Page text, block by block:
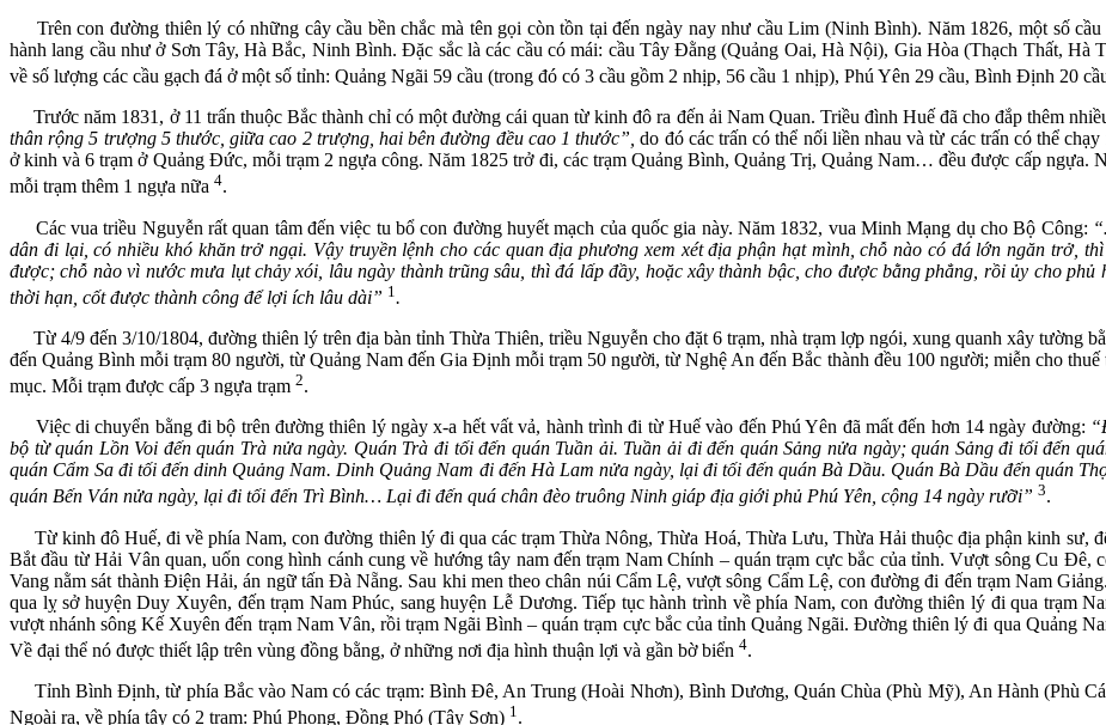
Trên con đường thiên lý có những cây cầu bền chắc mà tên gọi còn tồn tại đến ngày nay như cầu Lim (Ninh Bình). Năm 1826, một số
hành lang cầu như ở Sơn Tây, Hà Bắc, Ninh Bình. Đặc sắc là các cầu có mái: cầu Tây Đằng (Quảng Oai, Hà Nội), Gia Hòa (Thạch Thất,
về số lượng các cầu gạch đá ở một số tỉnh: Quảng Ngãi 59 cầu (trong đó có 3 cầu gồm 2 nhịp, 56 cầu 1 nhịp), Phú Yên 29 cầu, Bình Định 20
Trước năm 1831, ở 11 trấn thuộc Bắc thành chỉ có một đường cái quan từ kinh đô ra đến ải Nam Quan. Triều đình Huế đã cho đắp thêm
thân rộng 5 trượng 5 thước, giữa cao 2 trượng, hai bên đường đều cao 1 thước”,do đó các trấn có thể nối liền nhau và từ các trấn có thể
ở kinh và 6 trạm ở Quảng Đức, mỗi trạm 2 ngựa công. Năm 1825 trở đi, các trạm Quảng Bình, Quảng Trị, Quảng Nam… đều được cấp ngựa.
mỗi trạm thêm 1 ngựa nữa 4.
Các vua triều Nguyễn rất quan tâm đến việc tu bổ con đường huyết mạch của quốc gia này. Năm 1832, vua Minh Mạng dụ cho Bộ Công:
dân đi lại, có nhiều khó khăn trở ngại. Vậy truyền lệnh cho các quan địa phương xem xét địa phận hạt mình, chỗ nào có đá lớn ngăn trở,
được; chỗ nào vì nước mưa lụt chảy xói, lâu ngày thành trũng sâu, thì đá lấp đầy, hoặc xây thành bậc, cho được bằng phẳng, rồi ủy cho
thời hạn, cốt được thành công để lợi ích lâu dài” 1 .
Từ 4/9 đến 3/10/1804, đường thiên lý trên địa bàn tỉnh Thừa Thiên, triều Nguyễn cho đặt 6 trạm, nhà trạm lợp ngói, xung quanh xây tường
đến Quảng Bình mỗi trạm 80 người, từ Quảng Nam đến Gia Định mỗi trạm 50 người, từ Nghệ An đến Bắc thành đều 100 người; miễn cho
mục. Mỗi trạm được cấp 3 ngựa trạm 2.
Việc di chuyển bằng đi bộ trên đường thiên lý ngày x-a hết vất vả, hành trình đi từ Huế vào đến Phú Yên đã mất đến hơn 14 ngày đường:
bộ từ quán Lồn Voi đến quán Trà nửa ngày. Quán Trà đi tối đến quán Tuần ải. Tuần ải đi đến quán Sảng nửa ngày; quán Sảng đi tối đến
quán Cẩm Sa đi tối đến dinh Quảng Nam. Dinh Quảng Nam đi đến Hà Lam nửa ngày, lại đi tối đến quán Bà Dầu. Quán Bà Dầu đến quán
quán Bến Ván nửa ngày, lại đi tối đến Trì Bình… Lại đi đến quá chân đèo truông Ninh giáp địa giới phủ Phú Yên, cộng 14 ngày rưỡi” 3.
Từ kinh đô Huế, đi về phía Nam, con đường thiên lý đi qua các trạm Thừa Nông, Thừa Hoá, Thừa Lưu, Thừa Hải thuộc địa phận kinh sư,
Bắt đầu từ Hải Vân quan, uốn cong hình cánh cung về hướng tây nam đến trạm Nam Chính – quán trạm cực bắc của tỉnh. Vượt sông Cu Đê,
Vang nằm sát thành Điện Hải, án ngữ tấn Đà Nẵng. Sau khi men theo chân núi Cẩm Lệ, vượt sông Cẩm Lệ, con đường đi đến trạm Nam
qua lỵ sở huyện Duy Xuyên, đến trạm Nam Phúc, sang huyện Lễ Dương. Tiếp tục hành trình về phía Nam, con đường thiên lý đi qua trạm
vượt nhánh sông Kế Xuyên đến trạm Nam Vân, rồi trạm Ngãi Bình – quán trạm cực bắc của tỉnh Quảng Ngãi. Đường thiên lý đi qua Quảng
Về đại thể nó được thiết lập trên vùng đồng bằng, ở những nơi địa hình thuận lợi và gần bờ biển 4.
Tỉnh Bình Định, từ phía Bắc vào Nam có các trạm: Bình Đê, An Trung (Hoài Nhơn), Bình Dương, Quán Chùa (Phù Mỹ), An Hành (Phù
Ngoài ra, về phía tây có 2 trạm: Phú Phong, Đồng Phó (Tây Sơn) 1.